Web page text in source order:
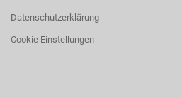
Datenschutzerklärung
Cookie Einstellungen